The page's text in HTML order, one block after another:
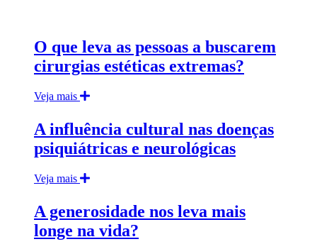
O que leva as pessoas a buscarem
cirurgias estéticas extremas?
Veja mais
A influência cultural nas doenças
psiquiátricas e neurológicas
Veja mais
A generosidade nos leva mais
longe na vida?